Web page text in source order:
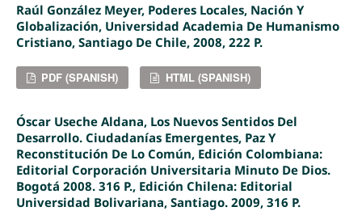
Raúl González Meyer, Poderes Locales, Nación Y
Globalización, Universidad Academia De Humanismo
Cristiano, Santiago De Chile, 2008, 222 P.
PDF (SPANISH) HTML (SPANISH)
Óscar Useche Aldana, Los Nuevos Sentidos Del
Desarrollo. Ciudadanías Emergentes, Paz Y
Reconstitución De Lo Común, Edición Colombiana:
Editorial Corporación Universitaria Minuto De Dios.
Bogotá 2008. 316 P., Edición Chilena: Editorial
Universidad Bolivariana, Santiago. 2009, 316 P.